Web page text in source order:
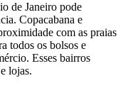
de Janeiro pode
Copacabana e
com as praias
todos os bolsos e
Esses bairros
lojas.